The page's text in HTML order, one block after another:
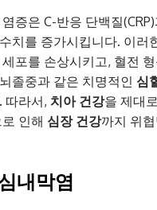
증은 C-반응 단백질
치를 증가시킵니다. 이러
포를 손상시키고, 혈전
졸중과 같은 치명적인 심
따라서, 치아 건강을 제대
인해 심장 건강까지 위
내막염